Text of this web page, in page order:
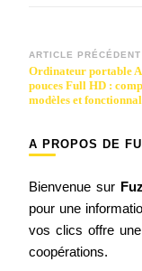
Navigation
d’article
ARTICLE PRÉCÉDENT
Ordinateur portable
pouces Full HD :
modèles et
A PROPOS DE
Bienvenue sur
pour une
vos clics offre
coopérations.